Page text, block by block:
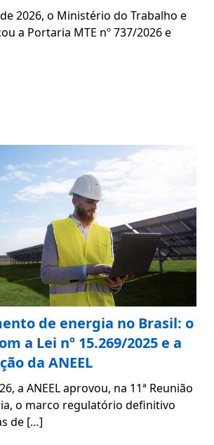
2026, o Ministério do Trabalho e
a Portaria MTE nº 737/2026 e
de energia no Brasil: o
a Lei nº 15.269/2025 e a
da ANEEL
a ANEEL aprovou, na 11ª Reunião
o marco regulatório definitivo
de […]